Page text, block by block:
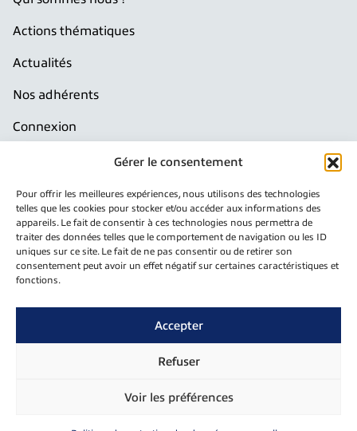
Gérer le consentement
Pour offrir les meilleures expériences, nous utilisons des technologies
telles que les cookies pour stocker et/ou accéder aux informations des
appareils. Le fait de consentir à ces technologies nous permettra de
traiter des données telles que le comportement de navigation ou les ID
uniques sur ce site. Le fait de ne pas consentir ou de retirer son
consentement peut avoir un effet négatif sur certaines caractéristiques et
fonctions.
Accepter
Refuser
Voir les préférences
Actions thématiques
Actualités
Nos adhérents
Connexion
Production France
Documentation
Télécharger notre plaquette
Newsletter
Inscrivez-vous pour recevoir notre newsletter